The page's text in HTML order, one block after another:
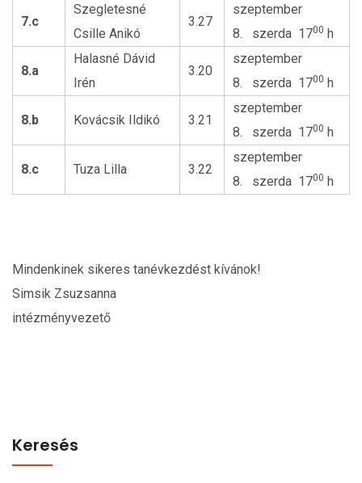
7.c
Szegletesné
Csille Anikó
3.27
szeptember
8. szerda 1700 h
8.a
Halasné Dávid
Irén
3.20
szeptember
8. szerda 1700 h
8.b Kovácsik Ildikó 3.21
szeptember
8. szerda 1700 h
8.c Tuza Lilla 3.22
szeptember
8. szerda 1700 h
Mindenkinek sikeres tanévkezdést kívánok!
Simsik Zsuzsanna
intézményvezető
Keresés